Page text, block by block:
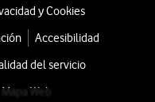
y Cookies
Accesibilidad
del servicio
Mapa Web